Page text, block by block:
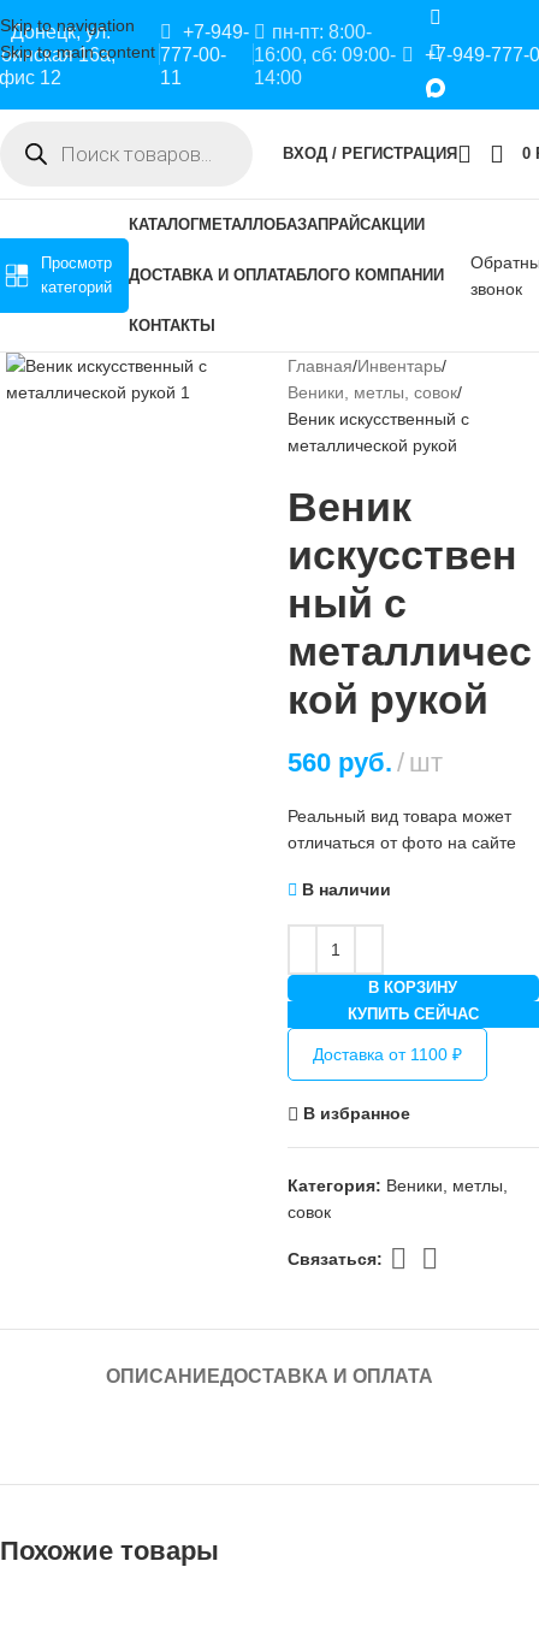
Skip to navigation
Skip to main content
Донецк, ул.
16а,
12
+7-949-
777-00-
11
пн-пт: 8:00-
16:00, сб: 09:00-
14:00
+7-949-777-
ВХОД / РЕГИСТРАЦИЯ 0
Просмотр
категорий
КАТАЛОГМЕТАЛЛОБАЗАПРАЙСАКЦИИ
ДОСТАВКА И ОПЛАТАБЛОГО КОМПАНИИ
КОНТАКТЫ
звонок
Главная Инвентарь
Веники, метлы, совок
Веник искусственный с
металлической рукой
Веник
искусствен
ный с
металличес
кой рукой
560руб. шт
Реальный вид товара может
отличаться от фото на сайте
В наличии
В КОРЗИНУ
КУПИТЬ СЕЙЧАС
Доставка от 1100 ₽
В избранное
Категория: Веники, метлы,
совок
Связаться:
ОПИСАНИЕДОСТАВКА И ОПЛАТА
Похожие товары